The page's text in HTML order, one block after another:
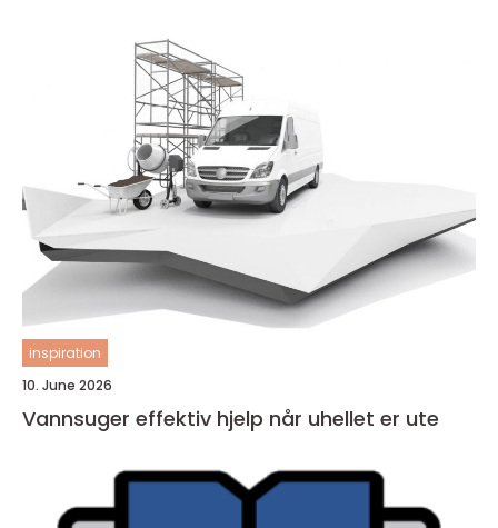
inspiration
10. June 2026
Vannsuger effektiv hjelp når uhellet er ute